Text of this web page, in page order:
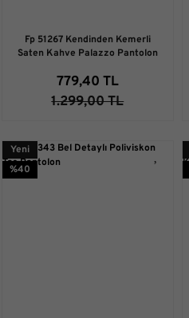
Fp 51267 Kendinden Kemerli
Saten Kahve Palazzo Pantolon
779,40 TL
1.299,00 TL
Yeni
%40